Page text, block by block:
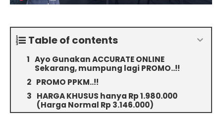
Table of contents
Ayo Gunakan ACCURATE ONLINE
Sekarang, mumpung lagi PROMO..!!
PROMO PPKM..!!
HARGA KHUSUS hanya Rp 1.980.000
(Harga Normal Rp 3.146.000)